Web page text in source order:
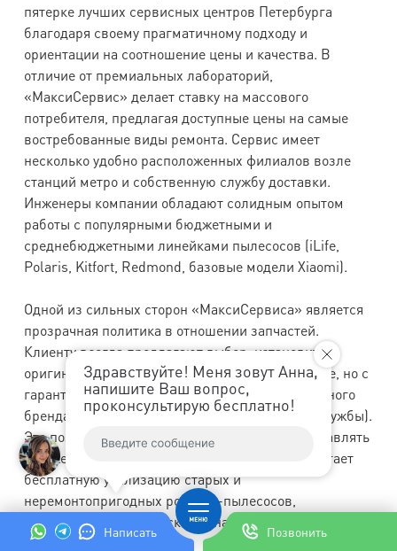
Написать Позвонить
Здравствуйте! Меня зовут Анна,
напишите Ваш вопрос,
проконсультирую бесплатно!
пятерке лучших сервисных центров Петербурга
благодаря своему прагматичному подходу и
ориентации на соотношение цены и качества. В
отличие от премиальных лабораторий,
«МаксиСервис» делает ставку на массового
потребителя, предлагая доступные цены на самые
востребованные виды ремонта. Сервис имеет
несколько удобно расположенных филиалов возле
станций метро и собственную службу доставки.
Инженеры компании обладают солидным опытом
работы с популярными бюджетными и
среднебюджетными линейками пылесосов (iLife,
Polaris, Kitfort, Redmond, базовые модели Xiaomi).
Одной из сильных сторон «МаксиСервиса» является
прозрачная политика в отношении запчастей.
Клиенту всегда предлагают выбор: установить
оригинальную деталь от производителя (дороже, но с
гарантией) или качественный аналог проверенного
бренда (дешевле, но с чуть меньшим сроком службы).
Это позволяет владельцу устройства гибко управлять
бюджетом ремонта. Кроме того, сервис предлагает
бесплатную утилизацию старых и
неремонтопригодных роботов-пылесосов,
предоставляя взамен скидку на ремонт другой
техники.